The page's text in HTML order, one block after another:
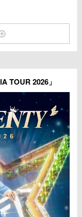
TOUR 2026」